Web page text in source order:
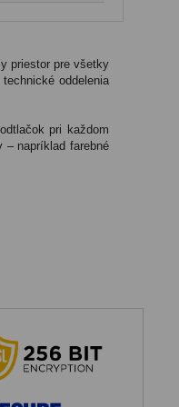
priestor pre všetky
oddelenia
pri každom
napríklad farebné